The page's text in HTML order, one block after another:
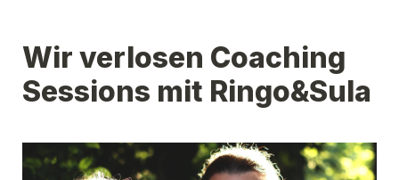
Wir verlosen Coaching
Sessions mit Ringo&Sula